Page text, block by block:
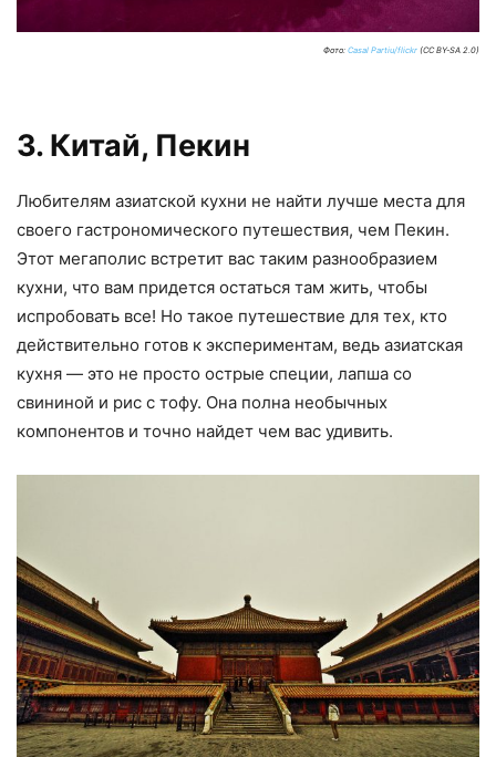
Фото: Casal Partiu/flickr (CC BY-SA 2.0)
3. Китай, Пекин
Любителям азиатской кухни не найти лучше места для
своего гастрономического путешествия, чем Пекин.
Этот мегаполис встретит вас таким разнообразием
кухни, что вам придется остаться там жить, чтобы
испробовать все! Но такое путешествие для тех, кто
действительно готов к экспериментам, ведь азиатская
кухня — это не просто острые специи, лапша со
свининой и рис с тофу. Она полна необычных
компонентов и точно найдет чем вас удивить.